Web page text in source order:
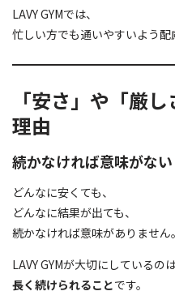
LAVY GYMでは、
忙しい方でも通いやすいよう配
「安さ」や「厳
理由
続かなければ意味がない
どんなに安くても、
どんなに結果が出ても、
続かなければ意味がありません。
LAVY GYMが大切にしているのは
長く続けられることです。